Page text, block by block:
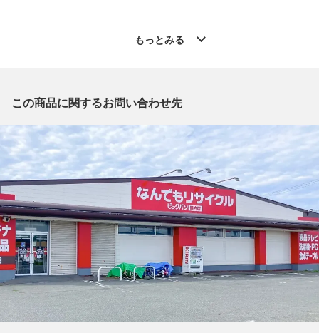
※「なんでもリサイクルビッグバン 公式オンラインストアの出
電話番号：0146-42-3196
【店舗内商品コード】1030000035374
【メーカー】SHIMANO/シマノ
【型番】04080
【シャリ感】■シャリ感やゴリ感は、感じられませんでした。
【付属品】取扱説明書,リールポーチ,パーツリスト ・外箱・オ
イル（少量）・マジックバンド
【ランク】Bランク
通常使用による傷や汚れが見受けられる中古品
【規格・仕様】
ギア比:
もっとみる
この商品に関するお問い合わせ先